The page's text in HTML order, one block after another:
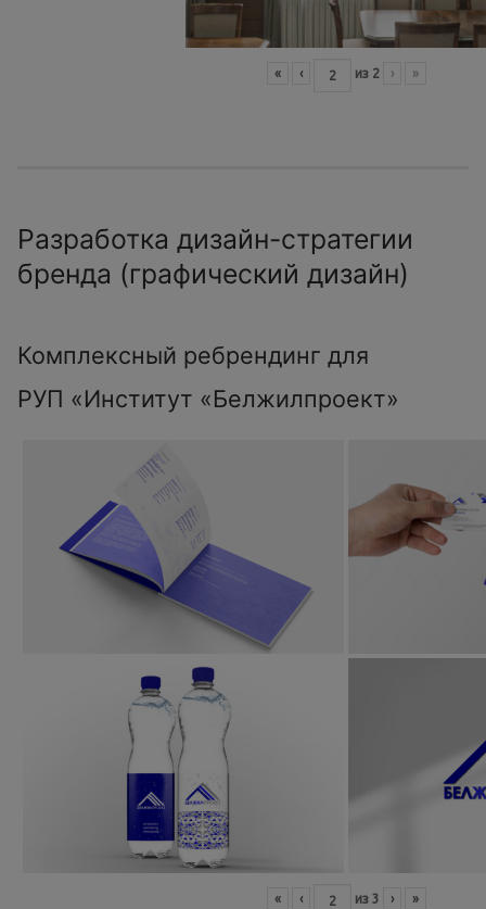
« ‹ из 2 › »
Разработка дизайн-стратегии
бренда (графический дизайн)
Комплексный ребрендинг для
РУП «Институт «Белжилпроект»
« ‹ из 3 › »